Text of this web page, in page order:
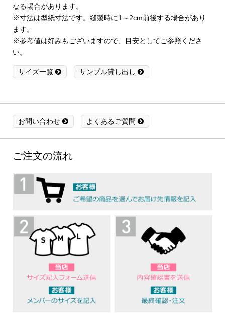
なる場合があります。
※寸法は型紙寸法です。縫製時に1～2cm前後する場合があり
ます。
※参考値は好みもございますので、目安としてご参照くださ
い。
サイズ一覧 サンプル貸し出し
お問い合わせ よくあるご質問
ご注文の流れ